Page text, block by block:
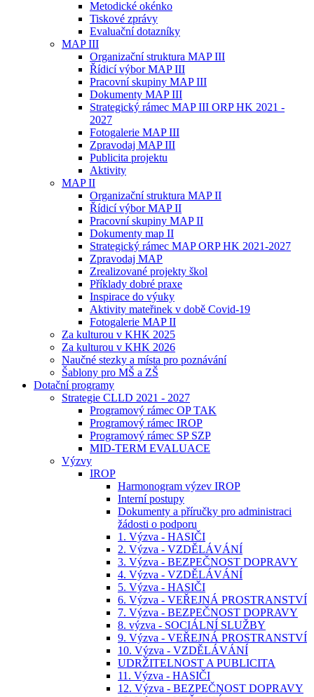
Metodické okénko
Tiskové zprávy
Evaluační dotazníky
MAP III
Organizační struktura MAP III
Řídicí výbor MAP III
Pracovní skupiny MAP III
Dokumenty MAP III
Strategický rámec MAP III ORP HK 2021 -
2027
Fotogalerie MAP III
Zpravodaj MAP III
Publicita projektu
Aktivity
MAP II
Organizační struktura MAP II
Řídicí výbor MAP II
Pracovní skupiny MAP II
Dokumenty map II
Strategický rámec MAP ORP HK 2021-2027
Zpravodaj MAP
Zrealizované projekty škol
Příklady dobré praxe
Inspirace do výuky
Aktivity mateřinek v době Covid-19
Fotogalerie MAP II
Za kulturou v KHK 2025
Za kulturou v KHK 2026
Naučné stezky a místa pro poznávání
Šablony pro MŠ a ZŠ
Dotační programy
Strategie CLLD 2021 - 2027
Programový rámec OP TAK
Programový rámec IROP
Programový rámec SP SZP
MID-TERM EVALUACE
Výzvy
IROP
Harmonogram výzev IROP
Interní postupy
Dokumenty a příručky pro administraci
žádosti o podporu
1. Výzva - HASIČI
2. Výzva - VZDĚLÁVÁNÍ
3. Výzva - BEZPEČNOST DOPRAVY
4. Výzva - VZDĚLÁVÁNÍ
5. Výzva - HASIČI
6. Výzva - VEŘEJNÁ PROSTRANSTVÍ
7. Výzva - BEZPEČNOST DOPRAVY
8. výzva - SOCIÁLNÍ SLUŽBY
9. Výzva - VEŘEJNÁ PROSTRANSTVÍ
10. Výzva - VZDĚLÁVÁNÍ
UDRŽITELNOST A PUBLICITA
11. Výzva - HASIČI
12. Výzva - BEZPEČNOST DOPRAVY